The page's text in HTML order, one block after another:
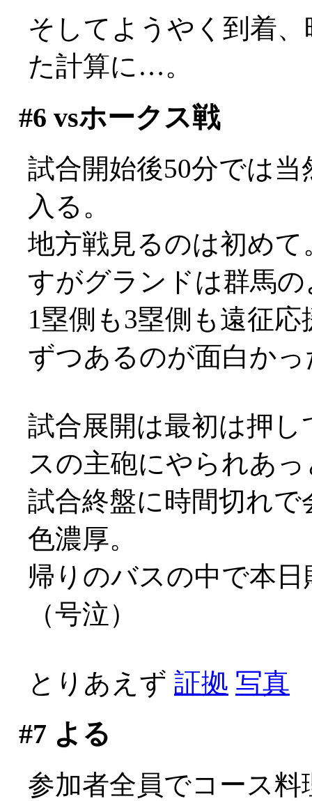
そしてようやく到着
た計算に…。
#6 vsホークス戦
試合開始後50分では
入る。
地方戦見るのは初め
すがグランドは群馬
1塁側も3塁側も遠征
ずつあるのが面白か
試合展開は最初は押
スの主砲にやられあ
試合終盤に時間切れ
色濃厚。
帰りのバスの中で本
（号泣）
とりあえず 証拠 写真
#7 よる
参加者全員でコース料